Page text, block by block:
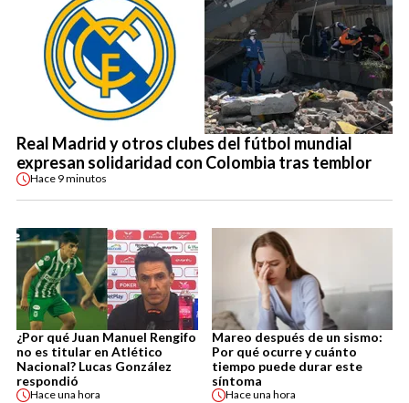
Real Madrid y otros clubes del fútbol mundial
expresan solidaridad con Colombia tras temblor
Hace 9 minutos
¿Por qué Juan Manuel Rengifo
no es titular en Atlético
Nacional? Lucas González
respondió
Haceuna hora
Mareo después de un sismo:
Por qué ocurre y cuánto
tiempo puede durar este
síntoma
Haceuna hora